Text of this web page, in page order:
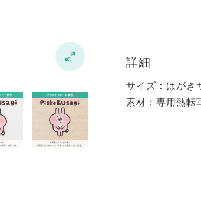
 詳細
サイズ：はがき
素材：専用熱転